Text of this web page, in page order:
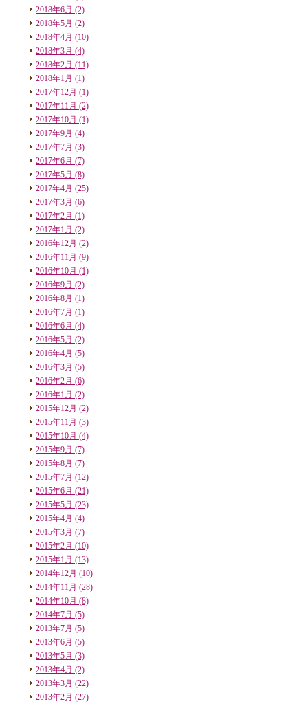
2018年6月 (2)
2018年5月 (2)
2018年4月 (10)
2018年3月 (4)
2018年2月 (11)
2018年1月 (1)
2017年12月 (1)
2017年11月 (2)
2017年10月 (1)
2017年9月 (4)
2017年7月 (3)
2017年6月 (7)
2017年5月 (8)
2017年4月 (25)
2017年3月 (6)
2017年2月 (1)
2017年1月 (2)
2016年12月 (2)
2016年11月 (9)
2016年10月 (1)
2016年9月 (2)
2016年8月 (1)
2016年7月 (1)
2016年6月 (4)
2016年5月 (2)
2016年4月 (5)
2016年3月 (5)
2016年2月 (6)
2016年1月 (2)
2015年12月 (2)
2015年11月 (3)
2015年10月 (4)
2015年9月 (7)
2015年8月 (7)
2015年7月 (12)
2015年6月 (21)
2015年5月 (23)
2015年4月 (4)
2015年3月 (7)
2015年2月 (10)
2015年1月 (13)
2014年12月 (10)
2014年11月 (28)
2014年10月 (8)
2014年7月 (5)
2013年7月 (5)
2013年6月 (5)
2013年5月 (3)
2013年4月 (2)
2013年3月 (22)
2013年2月 (27)